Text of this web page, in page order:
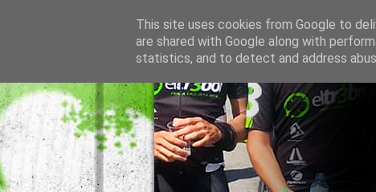
This site uses cookies from Google to
are shared with Google along with
statistics, and to detect and address